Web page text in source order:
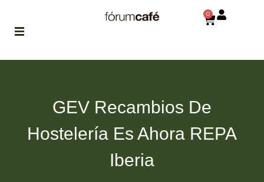
de fórum
0
GEV Recambios De
Hostelería Es Ahora REPA
Iberia